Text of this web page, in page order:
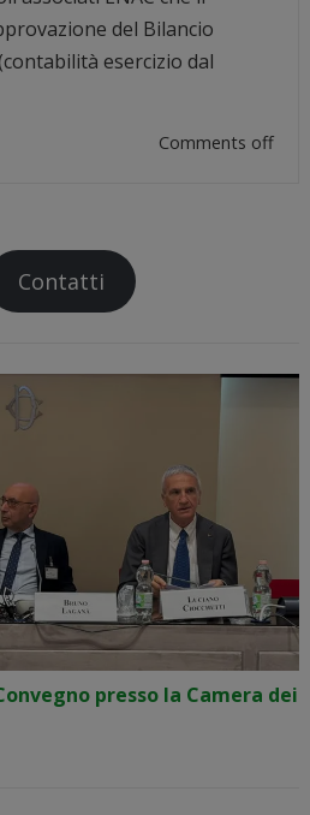
del Bilancio
esercizio dal
Comments off
Contatti
presso la Camera dei